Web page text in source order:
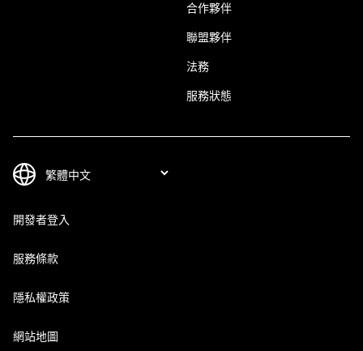
合作夥伴
聯盟夥伴
法務
服務狀態
開發者登入
服務條款
隱私權政策
網站地圖